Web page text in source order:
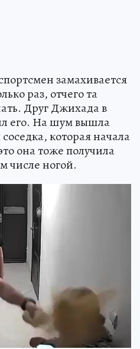
замахивается
раз, отчего та
Друг Джихада в
его. На шум вышла
которая начала
она тоже получила
числе ногой.